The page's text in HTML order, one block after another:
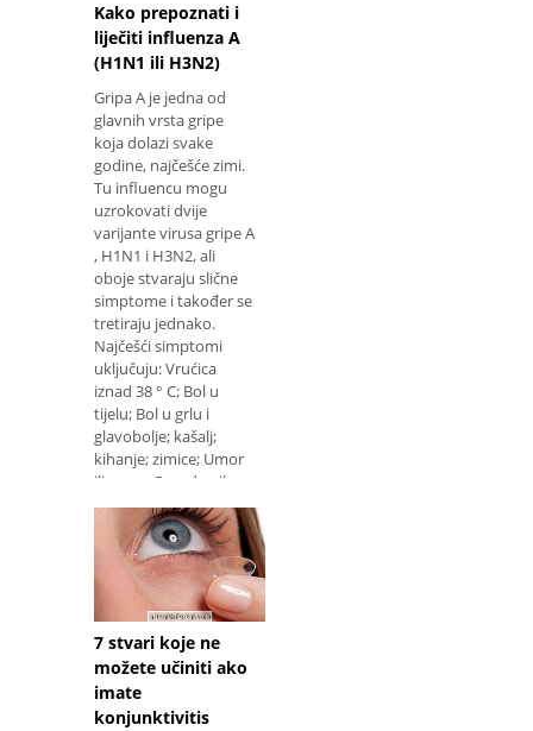
Kako prepoznati i
liječiti influenza A
(H1N1 ili H3N2)
Gripa A je jedna od
glavnih vrsta gripe
koja dolazi svake
godine, najčešće zimi.
Tu influencu mogu
uzrokovati dvije
varijante virusa gripe A
, H1N1 i H3N2, ali
oboje stvaraju slične
simptome i također se
tretiraju jednako.
Najčešći simptomi
uključuju: Vrućica
iznad 38 ° C; Bol u
tijelu; Bol u grlu i
glavobolje; kašalj;
kihanje; zimice; Umor
ili umor. Pored ovih
7 stvari koje ne
možete učiniti ako
imate
konjunktivitis